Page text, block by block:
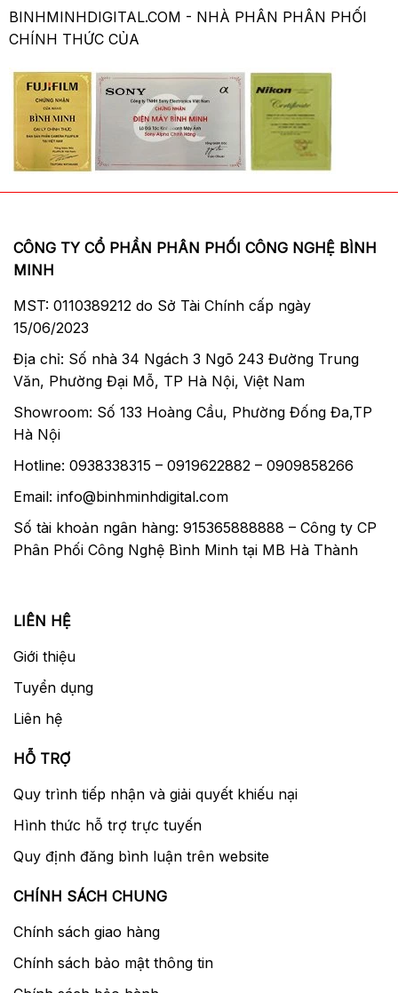
BINHMINHDIGITAL.COM - NHÀ PHÂN PHÂN PHỐI
CHÍNH THỨC CỦA
CÔNG TY CỔ PHẦN PHÂN PHỐI CÔNG NGHỆ BÌNH
MINH
MST: 0110389212 do Sở Tài Chính cấp ngày
15/06/2023
Địa chỉ: Số nhà 34 Ngách 3 Ngõ 243 Đường Trung
Văn, Phường Đại Mỗ, TP Hà Nội, Việt Nam
Showroom: Số 133 Hoàng Cầu, Phường Đống Đa,TP
Hà Nội
Hotline: 0938338315 – 0919622882 – 0909858266
Email: info@binhminhdigital.com
Số tài khoản ngân hàng: 915365888888 – Công ty CP
Phân Phối Công Nghệ Bình Minh tại MB Hà Thành
LIÊN HỆ
Giới thiệu
Tuyển dụng
Liên hệ
HỖ TRỢ
Quy trình tiếp nhận và giải quyết khiếu nại
Hình thức hỗ trợ trực tuyến
Quy định đăng bình luận trên website
CHÍNH SÁCH CHUNG
Chính sách giao hàng
Chính sách bảo mật thông tin